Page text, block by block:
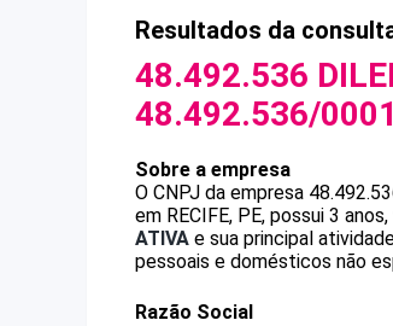
Resultados da
48.492.536
48.492.536/
Sobre a empresa
O CNPJ da empresa
em RECIFE, PE, possui 3
ATIVA e sua principal
pessoais e domésticos não
Razão Social